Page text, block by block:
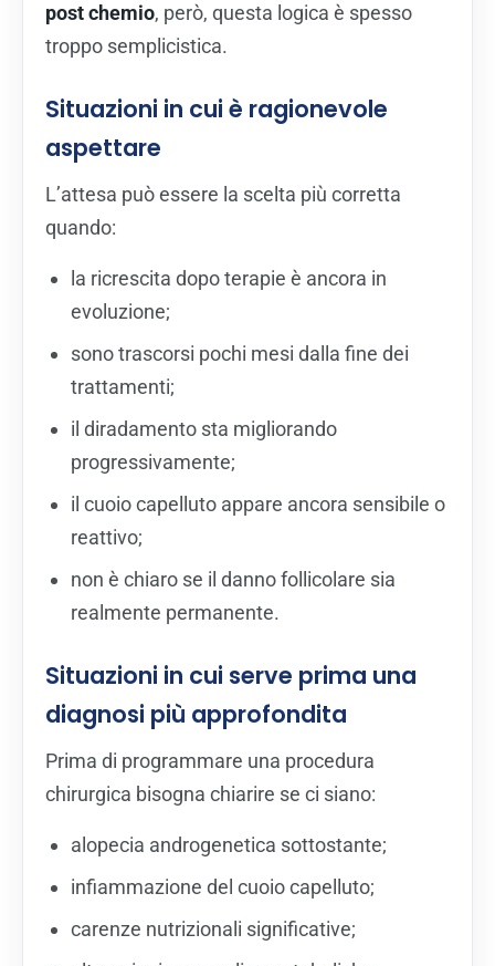
post chemio, però, questa logica è spesso
troppo semplicistica.
Situazioni in cui è ragionevole
aspettare
L’attesa può essere la scelta più corretta
quando:
la ricrescita dopo terapie è ancora in
evoluzione;
sono trascorsi pochi mesi dalla fine dei
trattamenti;
il diradamento sta migliorando
progressivamente;
il cuoio capelluto appare ancora sensibile o
reattivo;
non è chiaro se il danno follicolare sia
realmente permanente.
Situazioni in cui serve prima una
diagnosi più approfondita
Prima di programmare una procedura
chirurgica bisogna chiarire se ci siano:
alopecia androgenetica sottostante;
infiammazione del cuoio capelluto;
carenze nutrizionali significative;